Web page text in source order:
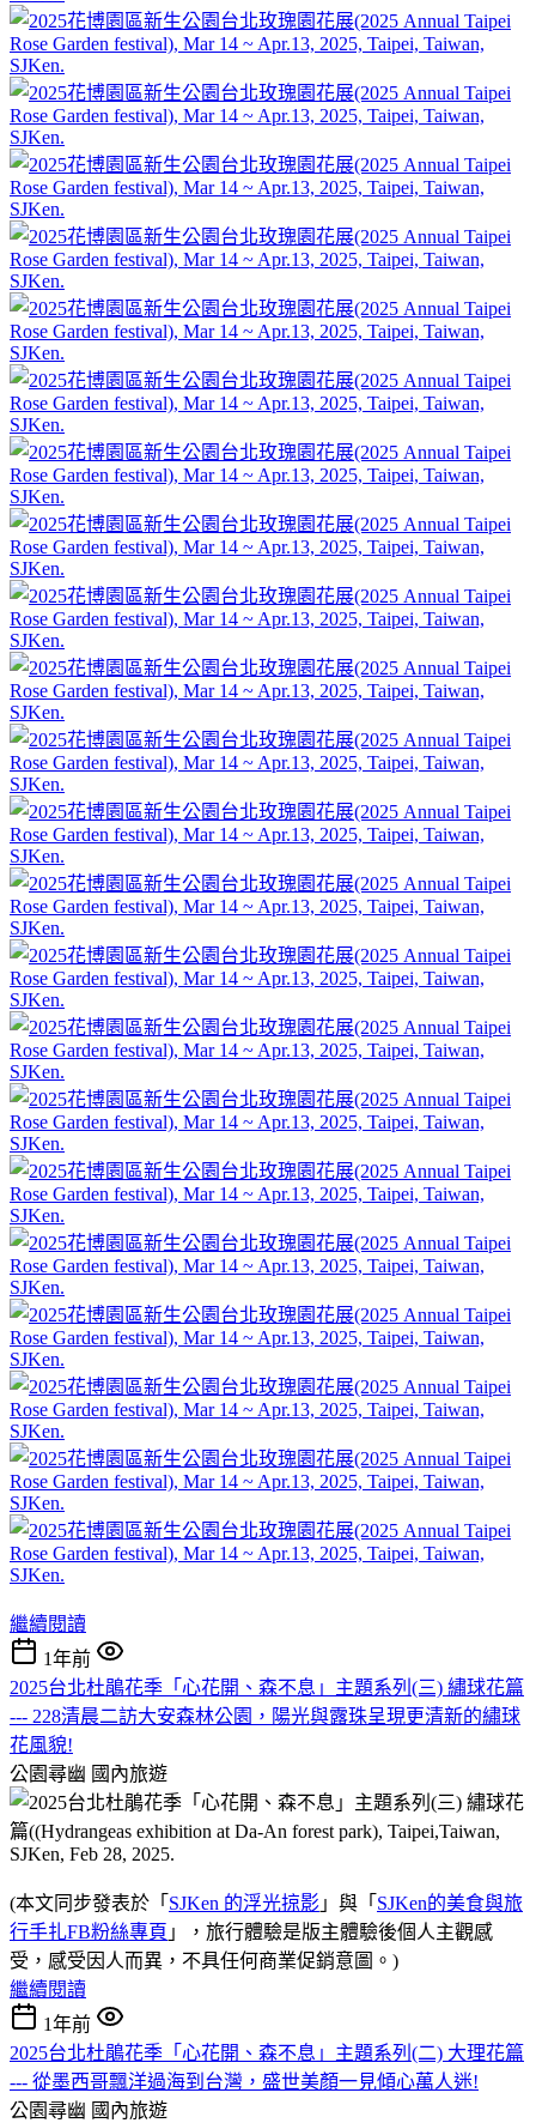
繼續閱讀
1年前
2025台北杜鵑花季「心花開、森不息」主題系列(三) 繡球花篇
--- 228清晨二訪大安森林公園，陽光與露珠呈現更清新的繡球
花風貌!
公園尋幽 國內旅遊
(本文同步發表於「 SJKen 的浮光掠影 」與「 SJKen的美食與旅
行手扎FB粉絲專頁 」，旅行體驗是版主體驗後個人主觀感
受，感受因人而異，不具任何商業促銷意圖。)
繼續閱讀
1年前
2025台北杜鵑花季「心花開、森不息」主題系列(二) 大理花篇
--- 從墨西哥飄洋過海到台灣，盛世美顏一見傾心萬人迷!
公園尋幽 國內旅遊